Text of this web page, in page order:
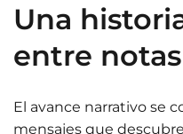
Una
entre
El avance narrativo se
mensajes que